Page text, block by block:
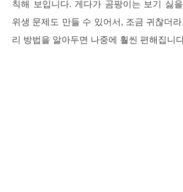
칙해 보입니다. 게다가 곰팡이는 보기 싫
위생 문제도 만들 수 있어서, 조금 귀찮더
리 방법을 알아두면 나중에 훨씬 편해집니